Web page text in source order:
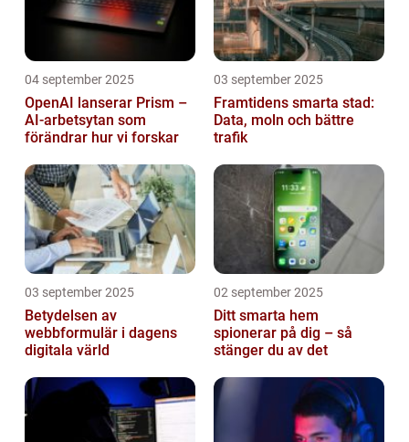
04 september 2025
OpenAI lanserar Prism –
AI-arbetsytan som
förändrar hur vi forskar
03 september 2025
Framtidens smarta stad:
Data, moln och bättre
trafik
03 september 2025
Betydelsen av
webbformulär i dagens
digitala värld
02 september 2025
Ditt smarta hem
spionerar på dig – så
stänger du av det